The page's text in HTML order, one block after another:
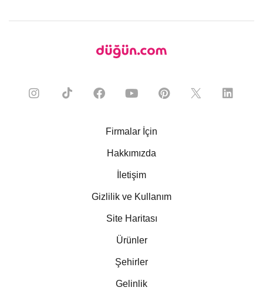
Firmalar İçin
Hakkımızda
İletişim
Gizlilik ve Kullanım
Site Haritası
Ürünler
Şehirler
Gelinlik